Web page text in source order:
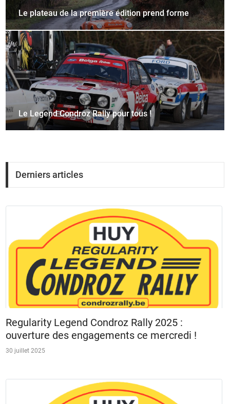
Le plateau de la première édition prend forme
Le Legend Condroz Rally pour tous !
Derniers articles
Regularity Legend Condroz Rally 2025 :
ouverture des engagements ce mercredi !
30 juillet 2025